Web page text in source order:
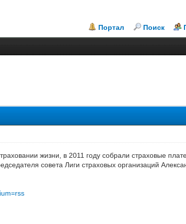
Портал Поиск
жизни, в 2011 году собрали страховые
совета Лиги страховых организаций